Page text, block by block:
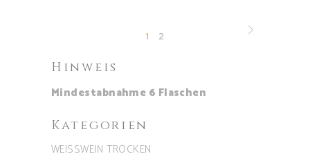
1
2
Hinweis
Mindestabnahme 6 Flaschen
Kategorien
WEISSWEIN TROCKEN